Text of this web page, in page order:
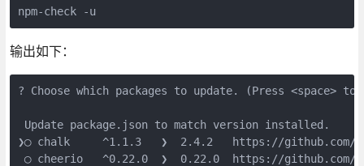
npm-check -u
输出如下：
? Choose which packages to update. (Press <space>
Update package.json to match version installed.
❯◯ chalk     ^1.1.3   ❯  2.4.2   https://github.com/
◯ cheerio   ^0.22.0  ❯  0.22.0  https://github.com/